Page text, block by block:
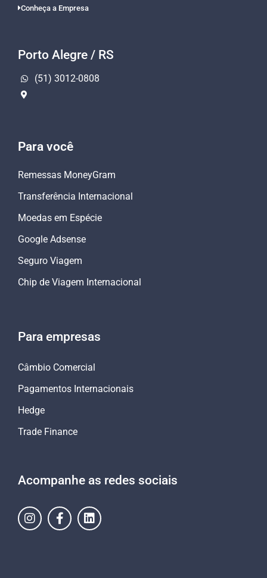
Conheça a Empresa
Porto Alegre / RS
(51) 3012-0808
Para você
Remessas MoneyGram
Transferência Internacional
Moedas em Espécie
Google Adsense
Seguro Viagem
Chip de Viagem Internacional
Para empresas
Câmbio Comercial
Pagamentos Internacionais
Hedge
Trade Finance
Acompanhe as redes sociais